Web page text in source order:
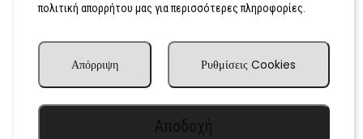
πολιτική απορρήτου μας για περισσότερες πληροφορίες.
Ρυθμίσεις Cookies
Απόρριψη